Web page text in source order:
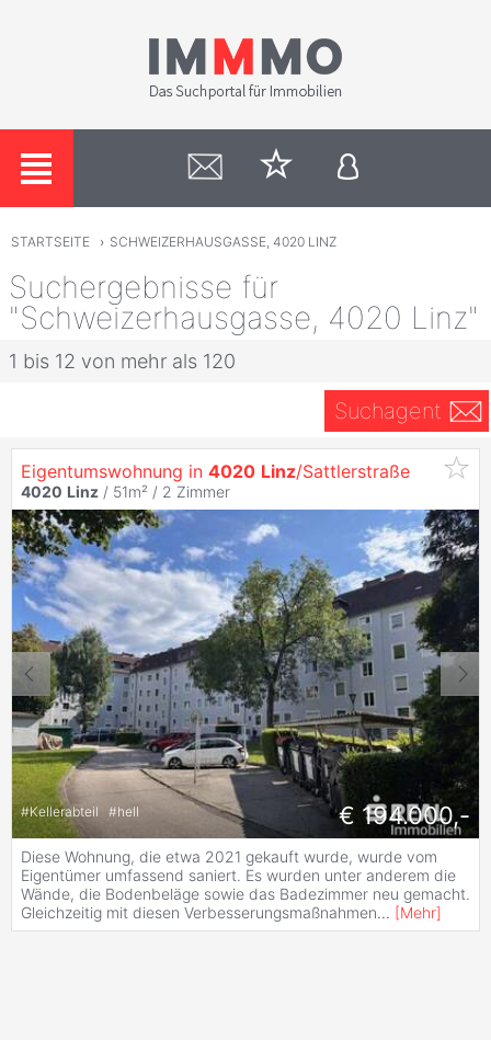
STARTSEITE › SCHWEIZERHAUSGASSE, 4020 LINZ
Suchergebnisse für
"Schweizerhausgasse, 4020 Linz"
1 bis 12 von mehr als 120
Suchagent
Eigentumswohnung in 4020 Linz/Sattlerstraße
4020 Linz / 51m² / 2 Zimmer
#Kellerabteil #hell € 194.000,-
Diese Wohnung, die etwa 2021 gekauft wurde, wurde vom
Eigentümer umfassend saniert. Es wurden unter anderem die
Wände, die Bodenbeläge sowie das Badezimmer neu gemacht.
Gleichzeitig mit diesen Verbesserungsmaßnahmen... [Mehr]